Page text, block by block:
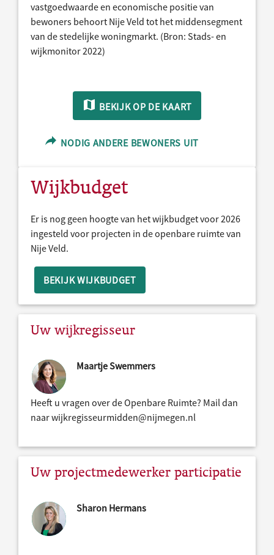
vastgoedwaarde en economische positie van
bewoners behoort Nije Veld tot het middensegment
van de stedelijke woningmarkt. (Bron: Stads- en
wijkmonitor 2022)
BEKIJK OP DE KAART
NODIG ANDERE BEWONERS UIT
Wijkbudget
Er is nog geen hoogte van het wijkbudget voor 2026
ingesteld voor projecten in de openbare ruimte van
Nije Veld.
BEKIJK WIJKBUDGET
Uw wijkregisseur
Maartje Swemmers
Heeft u vragen over de Openbare Ruimte? Mail dan
naar wijkregisseurmidden@nijmegen.nl
Uw projectmedewerker participatie
Sharon Hermans